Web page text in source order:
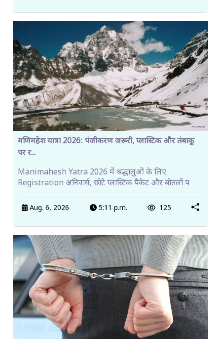
मणिमहेश यात्रा 2026: पंजीकरण जरूरी, प्लास्टिक और तंबाकू
पर र...
Manimahesh Yatra 2026 में श्रद्धालुओं के लिए
Registration अनिवार्य, छोटे प्लास्टिक पैकेट और बोतलों प
Aug. 6, 2026 5:11 p.m. 125